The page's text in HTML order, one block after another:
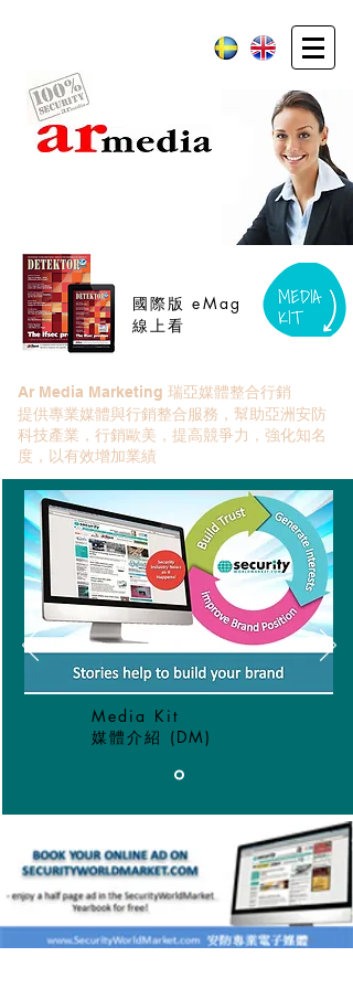
國際版 eMag
線上看
Ar Media Marketing 瑞亞媒體整合行銷
提供專業媒體與行銷整合服務，幫助亞洲安防
科技產業，行銷歐美，提高競爭力，強化知名
度，以有效增加業績
Media Kit
媒體介紹​ (DM)